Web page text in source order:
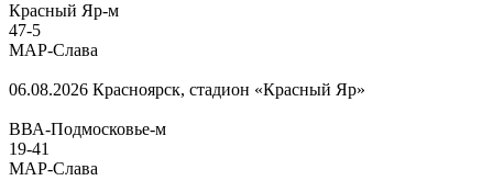
Красный Яр-м
47-5
МАР-Слава
06.08.2026 Красноярск, стадион «Красный Яр»
ВВА-Подмосковье-м
19-41
МАР-Слава